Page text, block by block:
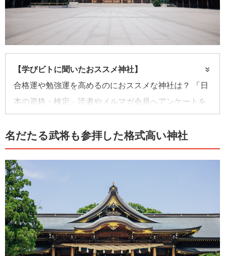
【学びビトに聞いたおススメ神社】
合格運や勉強運を高めるのにおススメな神社は？ 「日
本の資格・検定」読者やメルマガ会員へアンケートを
アップ！ 合格エピソードなども参考に。
名だたる武将も参拝した格式高い神社